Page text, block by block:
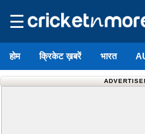
☰
होम क्रिकेट ख़बरें भारत